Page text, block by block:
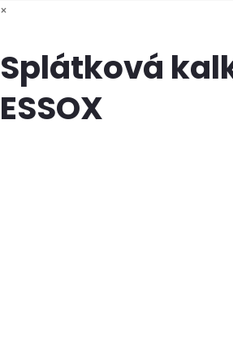
×
Splátková
ESSOX